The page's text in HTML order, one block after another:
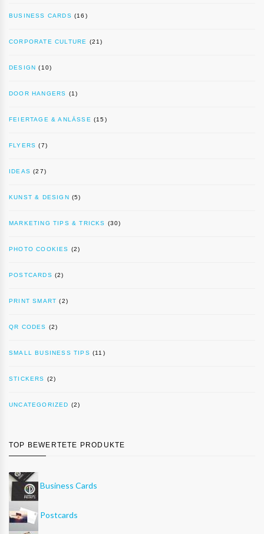
BUSINESS CARDS (16)
CORPORATE CULTURE (21)
DESIGN (10)
DOOR HANGERS (1)
FEIERTAGE & ANLÄSSE (15)
FLYERS (7)
IDEAS (27)
KUNST & DESIGN (5)
MARKETING TIPS & TRICKS (30)
PHOTO COOKIES (2)
POSTCARDS (2)
PRINT SMART (2)
QR CODES (2)
SMALL BUSINESS TIPS (11)
STICKERS (2)
UNCATEGORIZED (2)
TOP BEWERTETE PRODUKTE
Business Cards
Postcards